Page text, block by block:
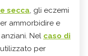
secca, gli eczemi
ammorbidire e
Nel caso di
per